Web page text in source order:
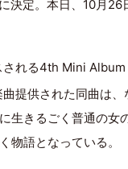
決定。本日、10月
される4th Mini Album
提供された同曲は
生きるごく普通の女
物語となっている。